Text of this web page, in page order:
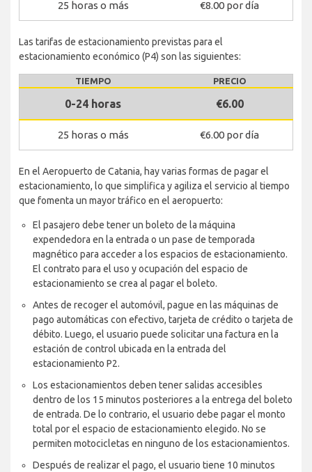
25 horas o más €8.00 por día
Las tarifas de estacionamiento previstas para el
estacionamiento económico (P4) son las siguientes:
TIEMPO PRECIO
0-24 horas €6.00
25 horas o más €6.00 por día
En el Aeropuerto de Catania, hay varias formas de pagar el
estacionamiento, lo que simplifica y agiliza el servicio al tiempo
que fomenta un mayor tráfico en el aeropuerto:
El pasajero debe tener un boleto de la máquina
expendedora en la entrada o un pase de temporada
magnético para acceder a los espacios de estacionamiento.
El contrato para el uso y ocupación del espacio de
estacionamiento se crea al pagar el boleto.
Antes de recoger el automóvil, pague en las máquinas de
pago automáticas con efectivo, tarjeta de crédito o tarjeta de
débito. Luego, el usuario puede solicitar una factura en la
estación de control ubicada en la entrada del
estacionamiento P2.
Los estacionamientos deben tener salidas accesibles
dentro de los 15 minutos posteriores a la entrega del boleto
de entrada. De lo contrario, el usuario debe pagar el monto
total por el espacio de estacionamiento elegido. No se
permiten motocicletas en ninguno de los estacionamientos.
Después de realizar el pago, el usuario tiene 10 minutos